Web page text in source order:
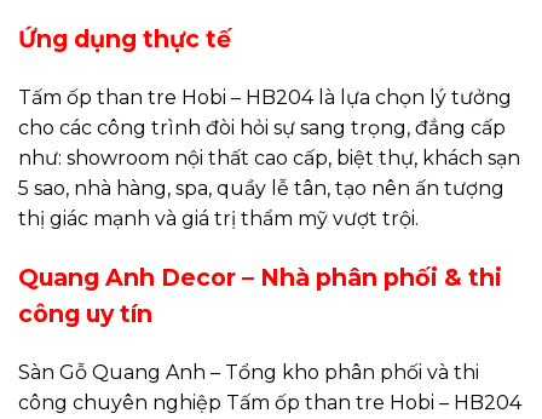
Ứng dụng thực tế
Tấm ốp than tre Hobi – HB204 là lựa chọn lý tưởng
cho các công trình đòi hỏi sự sang trọng, đẳng cấp
như: showroom nội thất cao cấp, biệt thự, khách sạn
5 sao, nhà hàng, spa, quầy lễ tân, tạo nên ấn tượng
thị giác mạnh và giá trị thẩm mỹ vượt trội.
Quang Anh Decor – Nhà phân phối & thi
công uy tín
Sàn Gỗ Quang Anh – Tổng kho phân phối và thi
công chuyên nghiệp Tấm ốp than tre Hobi – HB204